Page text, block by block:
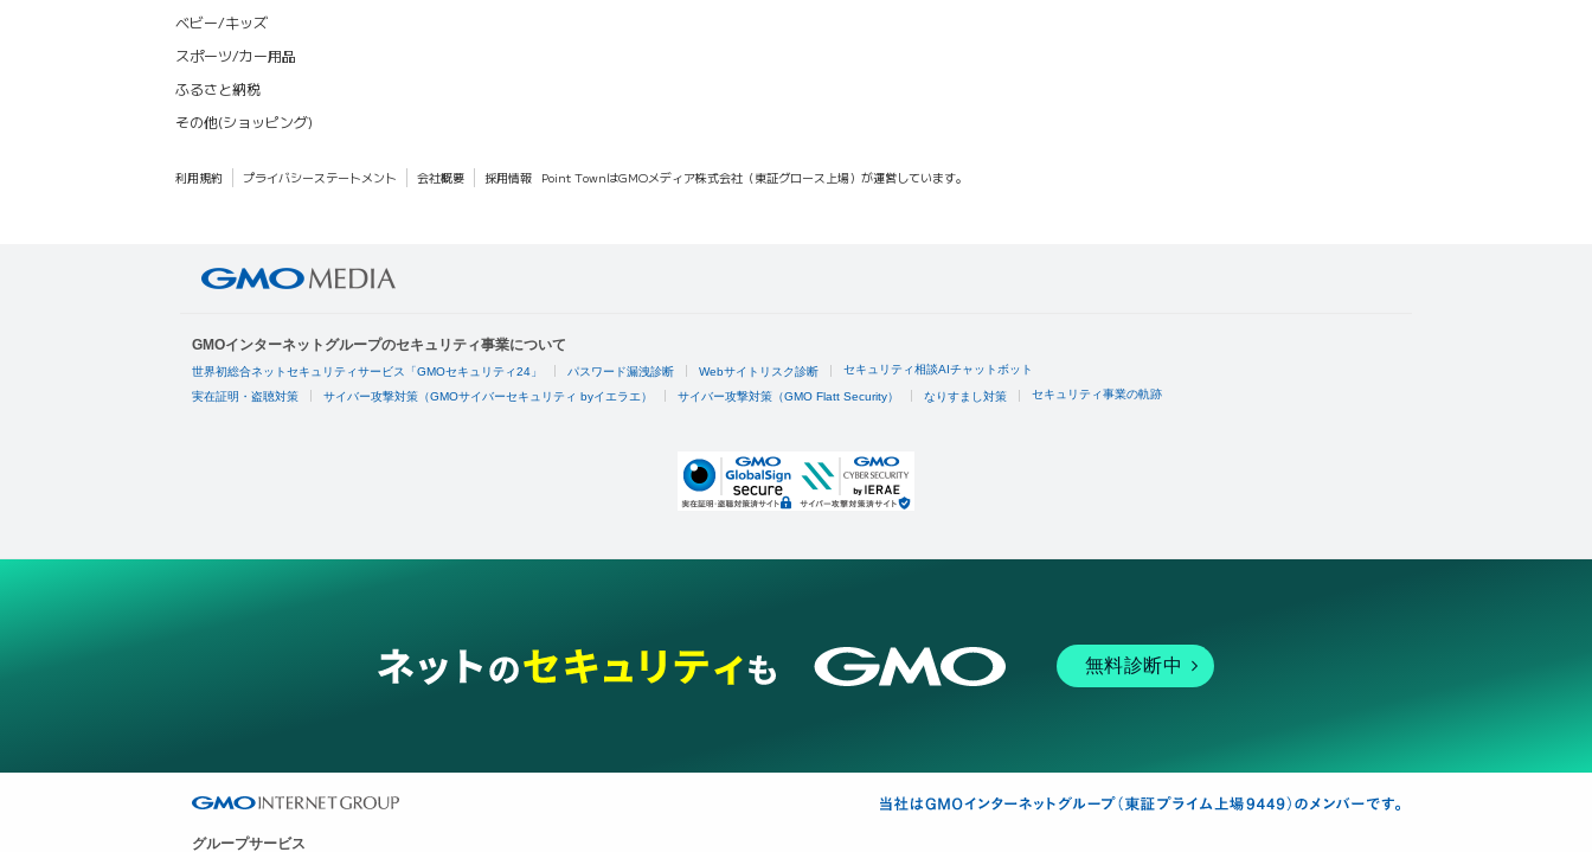
ベビー/キッズ
スポーツ/カー用品
ふるさと納税
その他(ショッピング)
利用規約 プライバシーステートメント 会社概要 採用情報 Point TownはGMOメディア株式会社（東証グロース上場）が運営しています。
GMOインターネットグループのセキュリティ事業について
世界初総合ネットセキュリティサービス「GMOセキュリティ24」 パスワード漏洩診断 Webサイトリスク診断 セキュリティ相談AIチャットボット
実在証明・盗聴対策 サイバー攻撃対策（GMOサイバーセキュリティ byイエラエ） サイバー攻撃対策（GMO Flatt Security） なりすまし対策 セキュリティ事業の軌跡
無料診断中
グループサービス